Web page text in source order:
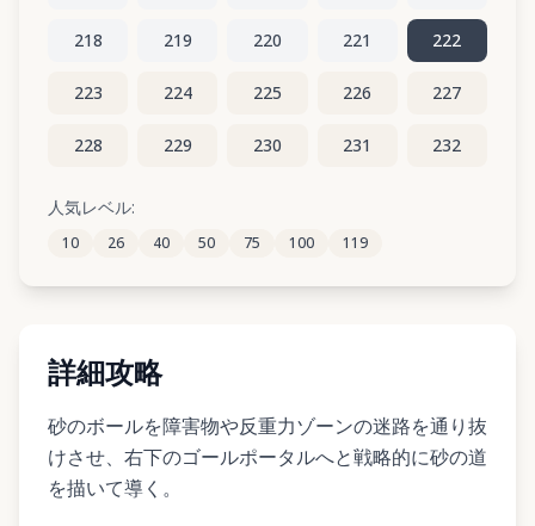
218 219 220 221 222
223 224 225 226 227
228 229 230 231 232
233
238 239 240 241
人気レベル:
10 26 40 50 75 100 119
詳細攻略
砂のボールを障害物や反重力ゾーンの迷路を通り抜
けさせ、右下のゴールポータルへと戦略的に砂の道
を描いて導く。